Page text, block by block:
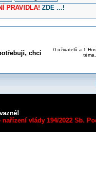
PRAVIDLA! ZDE ...!
chci
0 uživatelů a 1
téma.
vlády 194/2022 Sb.